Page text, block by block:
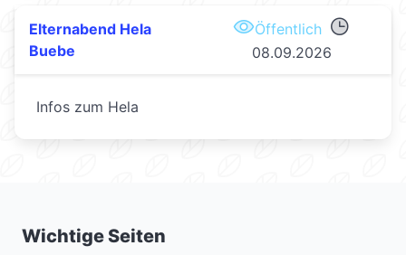
Elternabend Hela
Buebe
Öffentlich
08.09.2026
Infos zum Hela
Wichtige Seiten